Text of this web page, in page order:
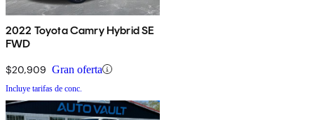
2022 Toyota Camry Hybrid SE
FWD
$20,909 Gran oferta
Incluye tarifas de conc.